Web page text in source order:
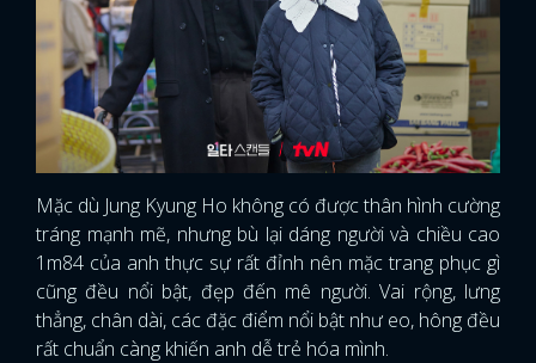
Mặc dù Jung Kyung Ho không có được thân hình cường
tráng mạnh mẽ, nhưng bù lại dáng người và chiều cao
1m84 của anh thực sự rất đỉnh nên mặc trang phục gì
cũng đều nổi bật, đẹp đến mê người. Vai rộng, lưng
thẳng, chân dài, các đặc điểm nổi bật như eo, hông đều
rất chuẩn càng khiến anh dễ trẻ hóa mình.